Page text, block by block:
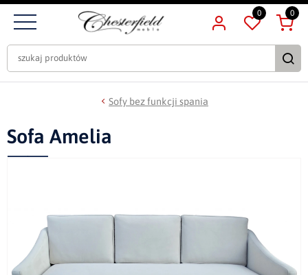
0 0
Sofy bez funkcji spania
Sofa Amelia